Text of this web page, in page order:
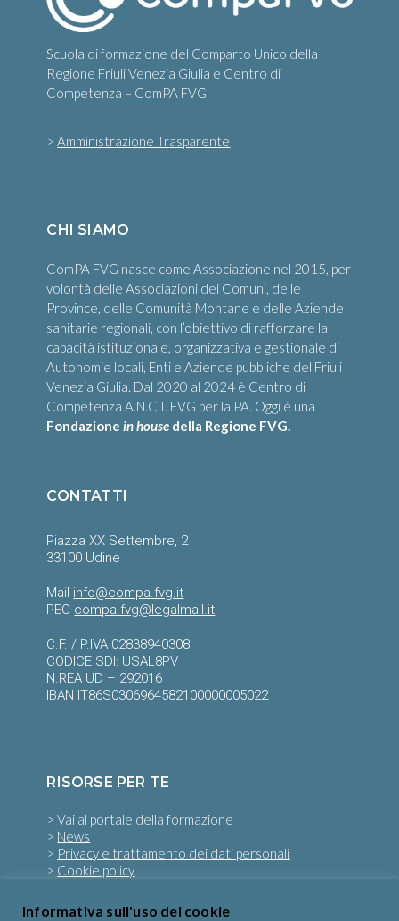
Scuola di formazione del Comparto Unico della
Regione Friuli Venezia Giulia e Centro di
Competenza – ComPA FVG
>Amministrazione Trasparente
CHI SIAMO
ComPA FVG nasce come Associazione nel 2015, per
volontà delle Associazioni dei Comuni, delle
Province, delle Comunità Montane e delle Aziende
sanitarie regionali, con l’obiettivo di rafforzare la
capacità istituzionale, organizzativa e gestionale di
Autonomie locali, Enti e Aziende pubbliche del Friuli
Venezia Giulia. Dal 2020 al 2024 è Centro di
Competenza A.N.C.I. FVG per la PA. Oggi è una
Fondazionein house della Regione FVG.
CONTATTI
Piazza XX Settembre, 2
33100 Udine
Mail info@compa.fvg.it
PEC compa.fvg@legalmail.it
C.F. / P.IVA 02838940308
CODICE SDI: USAL8PV
N.REA UD – 292016
IBAN IT86S0306964582100000005022
RISORSE PER TE
>Vai al portale della formazione
> News
> Privacy e trattamento dei dati personali
> Cookie policy
Informativa sull'uso dei cookie